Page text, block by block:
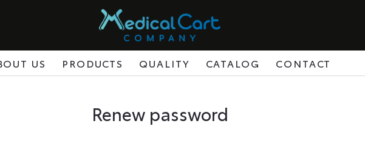
US PRODUCTS QUALITY CATALOG CONTACT
Renew password